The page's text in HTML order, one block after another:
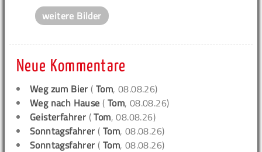
weitere Bilder
Neue Kommentare
Weg zum Bier (Tom, 08.08.26)
Weg nach Hause ( Tom, 08.08.26)
Geisterfahrer (Tom, 08.08.26)
Sonntagsfahrer ( Tom, 08.08.26)
Sonntagsfahrer ( Tom, 08.08.26)